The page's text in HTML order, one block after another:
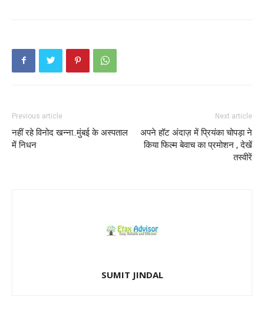
Previous article
नहीं रहे विनोद खन्ना..मुंबई के अस्पताल
में निधन
Next article
अपने हॉट अंदाज़ में प्रियंका चोपड़ा ने
किया फिल्म बेवाच का प्रमोशन , देखें
तस्वीरें
SUMIT JINDAL